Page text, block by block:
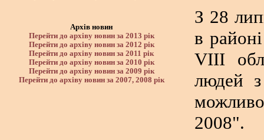
Архів новин
Перейти до архіву новин за 2013 рік
Перейти до архіву новин за 2012 рік
Перейти до архіву новин за 2011 рік
Перейти до архіву новин за 2010 рік
Перейти до архіву новин за 2009 рік
Перейти до архіву новин за 2007, 2008 рік
З 28
в
VIII
людей
2008".